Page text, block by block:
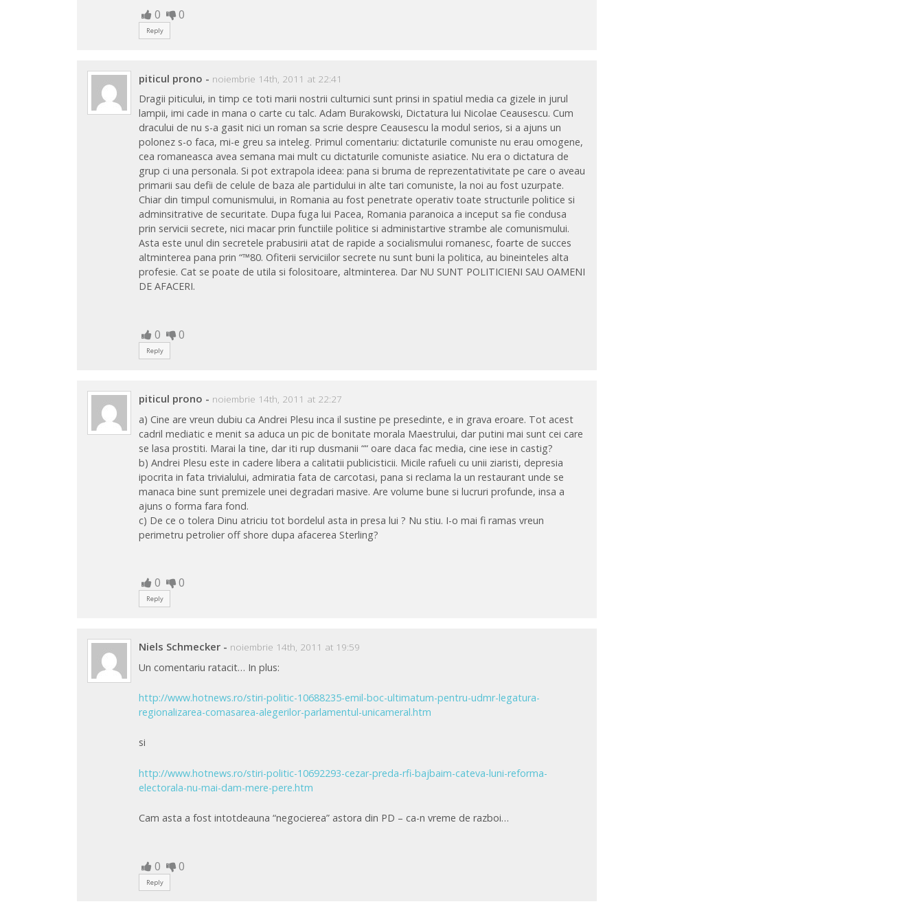
0 0
Reply
piticul prono - noiembrie 14th, 2011 at 22:41
Dragii piticului, in timp ce toti marii nostrii culturnici sunt prinsi in spatiul media ca gizele in jurul
lampii, imi cade in mana o carte cu talc. Adam Burakowski, Dictatura lui Nicolae Ceausescu. Cum
dracului de nu s-a gasit nici un roman sa scrie despre Ceausescu la modul serios, si a ajuns un
polonez s-o faca, mi-e greu sa inteleg. Primul comentariu: dictaturile comuniste nu erau omogene,
cea romaneasca avea semana mai mult cu dictaturile comuniste asiatice. Nu era o dictatura de
grup ci una personala. Si pot extrapola ideea: pana si bruma de reprezentativitate pe care o aveau
primarii sau defii de celule de baza ale partidului in alte tari comuniste, la noi au fost uzurpate.
Chiar din timpul comunismului, in Romania au fost penetrate operativ toate structurile politice si
adminsitrative de securitate. Dupa fuga lui Pacea, Romania paranoica a inceput sa fie condusa
prin servicii secrete, nici macar prin functiile politice si administartive strambe ale comunismului.
Asta este unul din secretele prabusirii atat de rapide a socialismului romanesc, foarte de succes
altminterea pana prin “™80. Ofiterii serviciilor secrete nu sunt buni la politica, au bineinteles alta
profesie. Cat se poate de utila si folositoare, altminterea. Dar NU SUNT POLITICIENI SAU OAMENI
DE AFACERI.
0 0
Reply
piticul prono - noiembrie 14th, 2011 at 22:27
a) Cine are vreun dubiu ca Andrei Plesu inca il sustine pe presedinte, e in grava eroare. Tot acest
cadril mediatic e menit sa aduca un pic de bonitate morala Maestrului, dar putini mai sunt cei care
se lasa prostiti. Marai la tine, dar iti rup dusmanii ““ oare daca fac media, cine iese in castig?
b) Andrei Plesu este in cadere libera a calitatii publicisticii. Micile rafueli cu unii ziaristi, depresia
ipocrita in fata trivialului, admiratia fata de carcotasi, pana si reclama la un restaurant unde se
manaca bine sunt premizele unei degradari masive. Are volume bune si lucruri profunde, insa a
ajuns o forma fara fond.
c) De ce o tolera Dinu atriciu tot bordelul asta in presa lui ? Nu stiu. I-o mai fi ramas vreun
perimetru petrolier off shore dupa afacerea Sterling?
0 0
Reply
Niels Schmecker - noiembrie 14th, 2011 at 19:59
Un comentariu ratacit… In plus:
http://www.hotnews.ro/stiri-politic-10688235-emil-boc-ultimatum-pentru-udmr-legatura-
regionalizarea-comasarea-alegerilor-parlamentul-unicameral.htm
si
http://www.hotnews.ro/stiri-politic-10692293-cezar-preda-rfi-bajbaim-cateva-luni-reforma-
electorala-nu-mai-dam-mere-pere.htm
Cam asta a fost intotdeauna “negocierea” astora din PD – ca-n vreme de razboi…
0 0
Reply